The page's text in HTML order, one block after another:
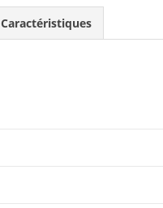
Caractéristiques